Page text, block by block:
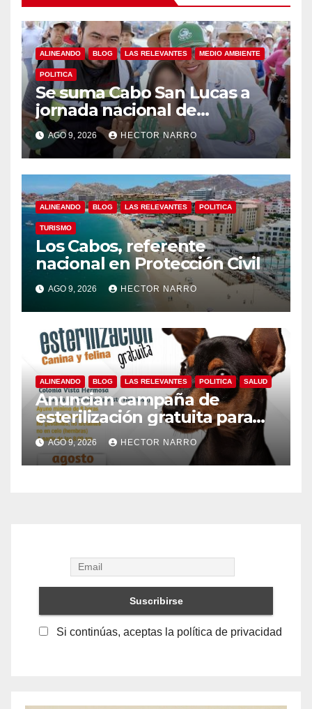
ALINEANDO BLOG LAS RELEVANTES MEDIO AMBIENTE
POLITICA
Se suma Cabo San Lucas a
jornada nacional de
reforestación
AGO 9, 2026 HECTOR NARRO
ALINEANDO BLOG LAS RELEVANTES POLITICA
TURISMO
Los Cabos, referente
nacional en Protección Civil
AGO 9, 2026 HECTOR NARRO
ALINEANDO BLOG LAS RELEVANTES POLITICA SALUD
Anuncian campaña de
esterilización gratuita para
perros y gatos en San José
del Cabo
AGO 9, 2026 HECTOR NARRO
Si continúas, aceptas la política de privacidad